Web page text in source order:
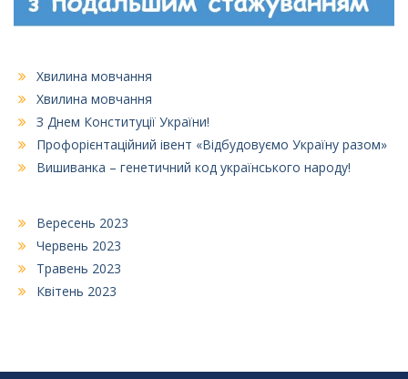
Хвилина мовчання
Хвилина мовчання
З Днем Конституції України!
Профорієнтаційний івент «Відбудовуємо Україну разом»
Вишиванка – генетичний код українського народу!
Вересень 2023
Червень 2023
Травень 2023
Квітень 2023